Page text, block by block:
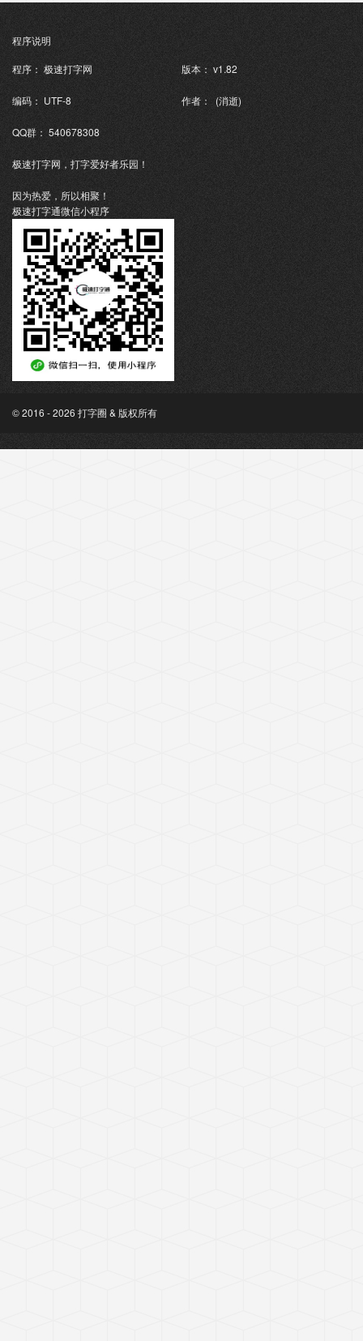
程序说明
程序： 极速打字网 版本： v1.82
编码： UTF-8 作者： (消逝)
QQ群： 540678308
极速打字网，打字爱好者乐园！
因为热爱，所以相聚！
极速打字通微信小程序
© 2016 - 2026 打字圈 & 版权所有